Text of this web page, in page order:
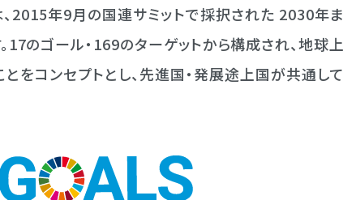
年9月の国連サミットで採択された 2030年ま
のゴール・169のターゲットから構成され、地球上
コンセプトとし、先進国・発展途上国が共通して